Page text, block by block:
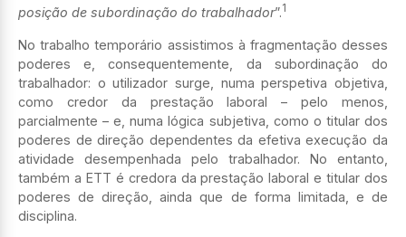
posição de subordinação do trabalhador”.1
No trabalho temporário assistimos à fragmentação desses
poderes e, consequentemente, da subordinação do
trabalhador: o utilizador surge, numa perspetiva objetiva,
como credor da prestação laboral – pelo menos,
parcialmente – e, numa lógica subjetiva, como o titular dos
poderes de direção dependentes da efetiva execução da
atividade desempenhada pelo trabalhador. No entanto,
também a ETT é credora da prestação laboral e titular dos
poderes de direção, ainda que de forma limitada, e de
disciplina.